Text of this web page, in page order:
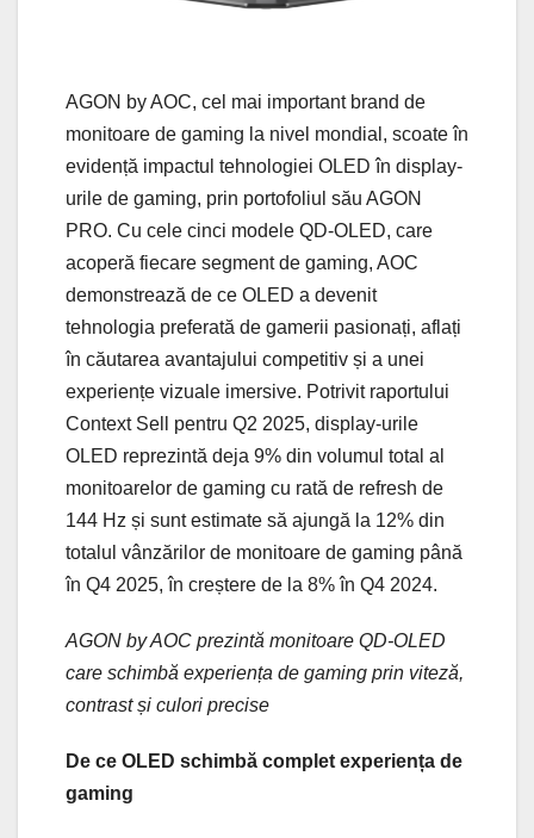
AGON by AOC, cel mai important brand de
monitoare de gaming la nivel mondial, scoate în
evidență impactul tehnologiei OLED în display-
urile de gaming, prin portofoliul său AGON
PRO. Cu cele cinci modele QD-OLED, care
acoperă fiecare segment de gaming, AOC
demonstrează de ce OLED a devenit
tehnologia preferată de gamerii pasionați, aflați
în căutarea avantajului competitiv și a unei
experiențe vizuale imersive. Potrivit raportului
Context Sell pentru Q2 2025, display-urile
OLED reprezintă deja 9% din volumul total al
monitoarelor de gaming cu rată de refresh de
144 Hz și sunt estimate să ajungă la 12% din
totalul vânzărilor de monitoare de gaming până
în Q4 2025, în creștere de la 8% în Q4 2024.
AGON by AOC prezintă monitoare QD-OLED
care schimbă experiența de gaming prin viteză,
contrast și culori precise
De ce OLED schimbă complet experiența de
gaming